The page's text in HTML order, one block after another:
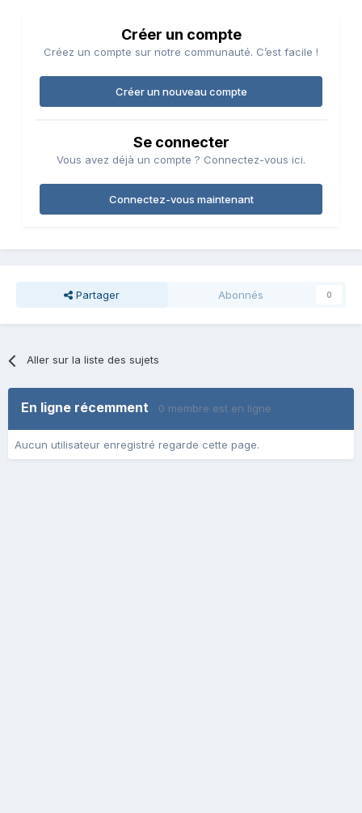
Créer un compte
Créez un compte sur notre communauté. C’est facile !
Créer un nouveau compte
Se connecter
Vous avez déjà un compte ? Connectez-vous ici.
Connectez-vous maintenant
Partager Abonnés 0
Aller sur la liste des sujets
En ligne récemment 0 membre est en ligne
Aucun utilisateur enregistré regarde cette page.